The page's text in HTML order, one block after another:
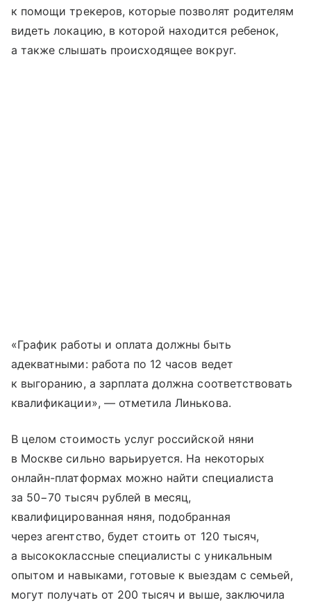
к помощи трекеров, которые позволят родителям
видеть локацию, в которой находится ребенок,
а также слышать происходящее вокруг.
«График работы и оплата должны быть
адекватными: работа по 12 часов ведет
к выгоранию, а зарплата должна соответствовать
квалификации», — отметила Линькова.
В целом стоимость услуг российской няни
в Москве сильно варьируется. На некоторых
онлайн-платформах можно найти специалиста
за 50−70 тысяч рублей в месяц,
квалифицированная няня, подобранная
через агентство, будет стоить от 120 тысяч,
а высококлассные специалисты с уникальным
опытом и навыками, готовые к выездам с семьей,
могут получать от 200 тысяч и выше, заключила